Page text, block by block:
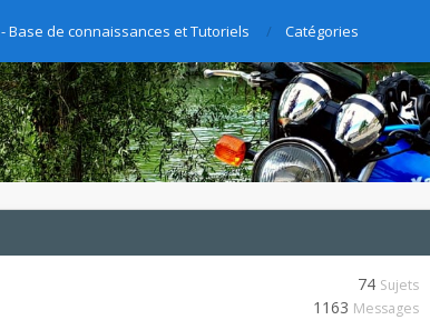
- Base de connaissances et Tutoriels Catégories
74 Sujets
1163 Messages